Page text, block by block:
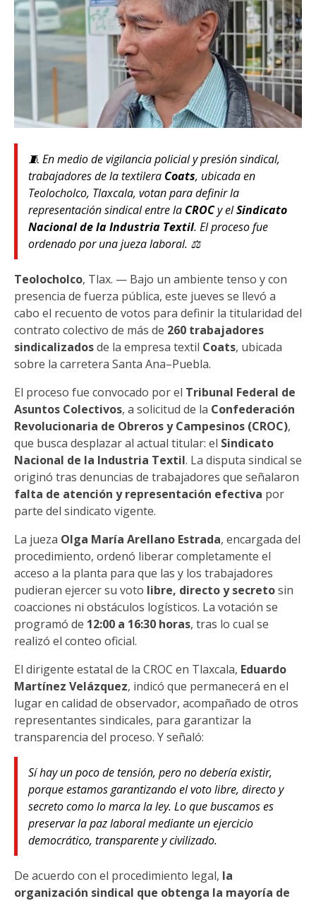
🧵 En medio de vigilancia policial y presión sindical,
trabajadores de la textilera Coats, ubicada en
Teolocholco, Tlaxcala, votan para definir la
representación sindical entre la CROCy elSindicato
Nacional de la Industria Textil. El proceso fue
ordenado por una jueza laboral. ⚖️
Teolocholco, Tlax. — Bajo un ambiente tenso y con
presencia de fuerza pública, este jueves se llevó a
cabo el recuento de votos para definir la titularidad del
contrato colectivo de más de 260 trabajadores
sindicalizadosde la empresa textil Coats, ubicada
sobre la carretera Santa Ana–Puebla.
El proceso fue convocado por el Tribunal Federal de
Asuntos Colectivos, a solicitud de la Confederación
Revolucionaria de Obreros y Campesinos (CROC),
que busca desplazar al actual titular: el Sindicato
Nacional de la Industria Textil. La disputa sindical se
originó tras denuncias de trabajadores que señalaron
falta de atención y representación efectiva por
parte del sindicato vigente.
La jueza Olga María Arellano Estrada, encargada del
procedimiento, ordenó liberar completamente el
acceso a la planta para que las y los trabajadores
pudieran ejercer su voto libre, directo y secretosin
coacciones ni obstáculos logísticos. La votación se
programó de 12:00 a 16:30 horas, tras lo cual se
realizó el conteo oficial.
El dirigente estatal de la CROC en Tlaxcala, Eduardo
Martínez Velázquez, indicó que permanecerá en el
lugar en calidad de observador, acompañado de otros
representantes sindicales, para garantizar la
transparencia del proceso. Y señaló:
Sí hay un poco de tensión, pero no debería existir,
porque estamos garantizando el voto libre, directo y
secreto como lo marca la ley. Lo que buscamos es
preservar la paz laboral mediante un ejercicio
democrático, transparente y civilizado.
De acuerdo con el procedimiento legal, la
organización sindical que obtenga la mayoría de